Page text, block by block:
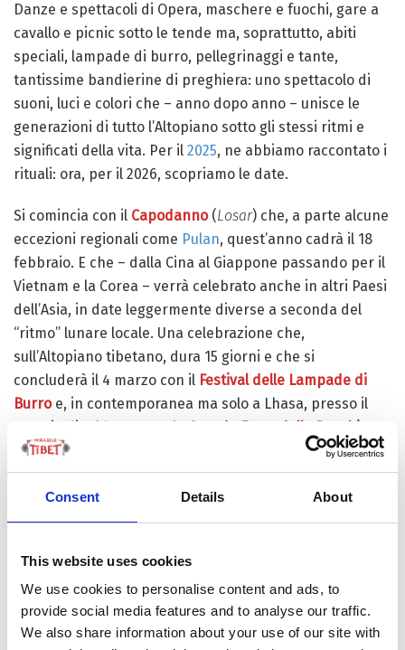
Consent Details About
This website uses cookies
We use cookies to personalise content and ads, to
provide social media features and to analyse our traffic.
We also share information about your use of our site with
Danze e spettacoli di Opera, maschere e fuochi, gare a
cavallo e picnic sotto le tende ma, soprattutto, abiti
speciali, lampade di burro, pellegrinaggi e tante,
tantissime bandierine di preghiera: uno spettacolo di
suoni, luci e colori che – anno dopo anno – unisce le
generazioni di tutto l’Altopiano sotto gli stessi ritmi e
significati della vita. Per il 2025, ne abbiamo raccontato i
rituali: ora, per il 2026, scopriamo le date.
Si comincia con il Capodanno (Losar) che, a parte alcune
eccezioni regionali come Pulan, quest’anno cadrà il 18
febbraio. E che – dalla Cina al Giappone passando per il
Vietnam e la Corea – verrà celebrato anche in altri Paesi
dell’Asia, in date leggermente diverse a seconda del
“ritmo” lunare locale. Una celebrazione che,
sull’Altopiano tibetano, dura 15 giorni e che si
concluderà il 4 marzo con il Festival delle Lampade di
Burroe, in contemporanea ma solo a Lhasa, presso il
Monlam Chenmo
Da metà marzo a metà aprile, sarà la volta delFestival
contemplazione sempre più appassionati della bellezza
della Natura. E, dal 10 al 18 aprile, del Festival di Gyantse
– a celebrare l’antico legame tra ilTibet e i suoi cavalli
con spettacolari gare e bellissime danze.